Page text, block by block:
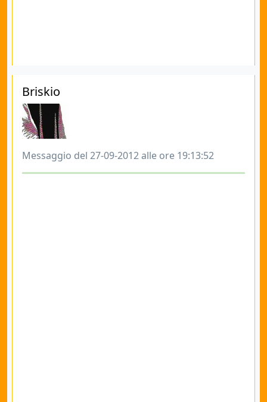
Briskio
Messaggio del 27-09-2012 alle ore 19:13:52